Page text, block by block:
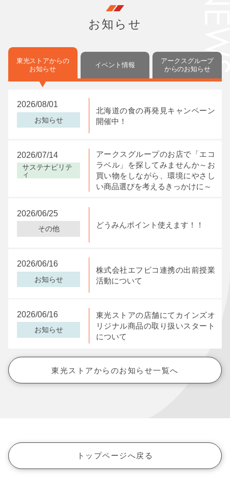
My店舗に登録しました。
My店舗を解除しました。
My店舗は4店舗まで
設定できます。
お知らせ
東光ストアからの
お知らせ
イベント情報
アークスグループ
からのお知らせ
2026/08/01
お知らせ
北海道の食の再発見キャンペーン
開催中！
2026/07/14
サステナビリテ
ィ
アークスグループのお店で「エコ
ラベル」を探してみませんか～お
買い物をしながら、環境にやさし
い商品選びを考えるきっかけに～
2026/06/25
その他 どうみんポイント使えます！！
2026/06/16
お知らせ
株式会社エフピコ連携の出前授業
活動について
2026/06/16
お知らせ
東光ストアの店舗にてカインズオ
リジナル商品の取り扱いスタート
について
東光ストアからのお知らせ一覧へ
トップページへ戻る